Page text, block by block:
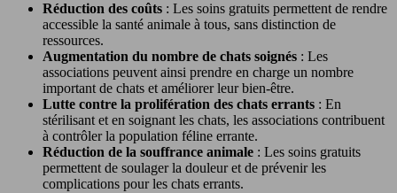
Réduction des coûts : Les soins gratuits permettent de rendre
accessible la santé animale à tous, sans distinction de
ressources.
Augmentation du nombre de chats soignés : Les
associations peuvent ainsi prendre en charge un nombre
important de chats et améliorer leur bien-être.
Lutte contre la prolifération des chats errants : En
stérilisant et en soignant les chats, les associations contribuent
à contrôler la population féline errante.
Réduction de la souffrance animale : Les soins gratuits
permettent de soulager la douleur et de prévenir les
complications pour les chats errants.